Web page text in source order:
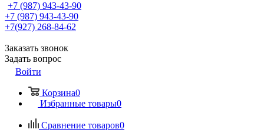
+7 (987) 943-43-90
+7 (987) 943-43-90
+7(927) 268-84-62
Заказать звонок
Задать вопрос
Войти
Корзина0
Избранные товары0
Сравнение товаров0